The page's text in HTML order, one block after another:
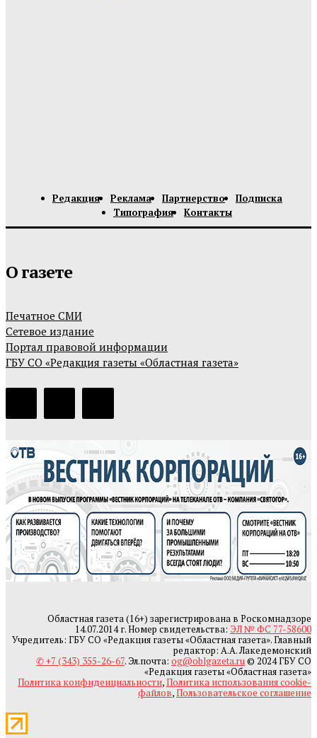
Редакция Реклама Партнерство
Подписка
Типография
Контакты
О газете
Печатное СМИ
Сетевое издание
Портал правовой информации
ГБУ СО «Редакция газеты «Областная газета»
Областная газета (16+) зарегистрирована в Роскомнадзоре
14.07.2014 г. Номер свидетельства: ЭЛ № ФС 77-58600
Учредитель: ГБУ СО «Редакция газеты «Областная газета». Главный
редактор: А.А. Лакедемонский
✆ +7 (343) 355-26-67. Эл.почта: og@oblgazeta.ru© 2024 ГБУ СО
«Редакция газеты «Областная газета»
Политика конфиденциальности,Политика использования cookie-
файлов,Пользовательское соглашение